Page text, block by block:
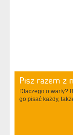
Pisz razem z
Dlaczego otwarty?
go pisać każdy, także